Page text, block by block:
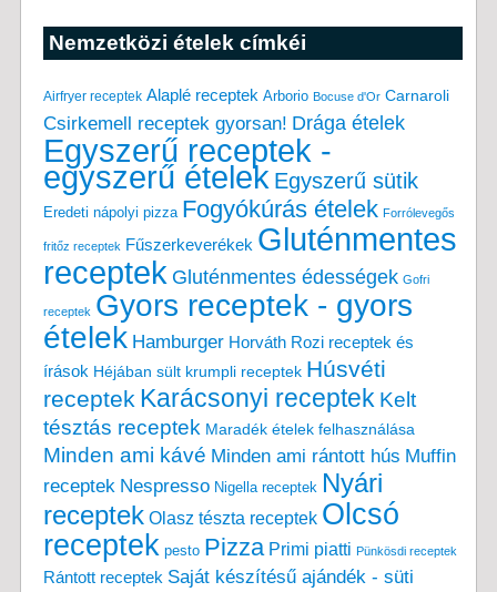
Nemzetközi ételek címkéi
Airfryer receptek Alaplé receptek Arborio Bocuse d'Or Carnaroli
Csirkemell receptek gyorsan! Drága ételek
Egyszerű receptek -
egyszerű ételek Egyszerű sütik
Eredeti nápolyi pizza Fogyókúrás ételek Forrólevegős
fritőz receptek Fűszerkeverékek Gluténmentes
receptek Gluténmentes édességek Gofri
receptek Gyors receptek - gyors
ételek Hamburger Horváth Rozi receptek és
írások Héjában sült krumpli receptek Húsvéti
receptek Karácsonyi receptek Kelt
tésztás receptek Maradék ételek felhasználása
Minden ami kávé Minden ami rántott hús Muffin
receptek Nespresso Nigella receptek Nyári
receptek Olasz tészta receptek Olcsó
receptek pesto Pizza Primi piatti Pünkösdi receptek
Rántott receptek Saját készítésű ajándék - süti